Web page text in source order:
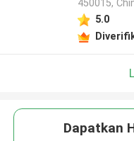
450015,
5.0
Dapatkan